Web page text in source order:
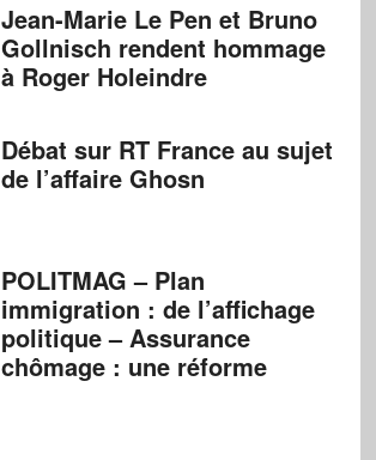
Jean-Marie Le Pen et Bruno
Gollnisch rendent hommage
à Roger Holeindre
Débat sur RT France au sujet
de l’affaire Ghosn
POLITMAG – Plan
immigration : de l’affichage
politique – Assurance
chômage : une réforme